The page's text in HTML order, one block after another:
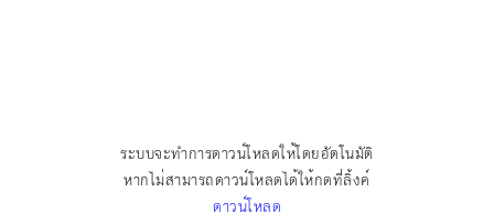
ระบบจะทำการดาวน์โหลดให้โดยอัตโนมัติ
หากไม่สามารถดาวน์โหลดได้ให้กดที่ลิ้งค์
ดาวน์โหลด